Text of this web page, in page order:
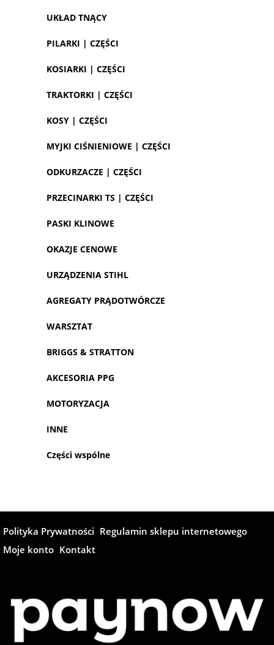
UKŁAD TNĄCY
PILARKI | CZĘŚCI
KOSIARKI | CZĘŚCI
TRAKTORKI | CZĘŚCI
KOSY | CZĘŚCI
MYJKI CIŚNIENIOWE | CZĘŚCI
ODKURZACZE | CZĘŚCI
PRZECINARKI TS | CZĘŚCI
PASKI KLINOWE
OKAZJE CENOWE
URZĄDZENIA STIHL
AGREGATY PRĄDOTWÓRCZE
WARSZTAT
BRIGGS & STRATTON
AKCESORIA PPG
MOTORYZACJA
INNE
Części wspólne
Polityka Prywatności Regulamin sklepu internetowego
Moje konto Kontakt